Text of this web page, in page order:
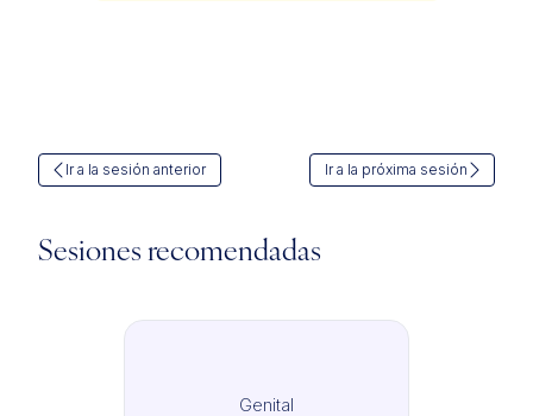
Ir a la sesión anterior Ir a la próxima sesión
Sesiones recomendadas
Genital